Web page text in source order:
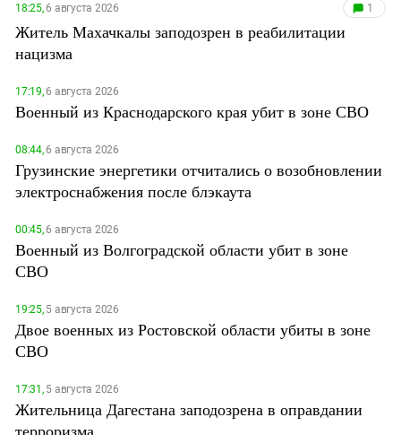
18:25,6 августа 2026 1
Житель Махачкалы заподозрен в реабилитации
нацизма
17:19,6 августа 2026
Военный из Краснодарского края убит в зоне СВО
08:44,6 августа 2026
Грузинские энергетики отчитались о возобновлении
электроснабжения после блэкаута
00:45,6 августа 2026
Военный из Волгоградской области убит в зоне
СВО
19:25,5 августа 2026
Двое военных из Ростовской области убиты в зоне
СВО
17:31,5 августа 2026
Жительница Дагестана заподозрена в оправдании
терроризма